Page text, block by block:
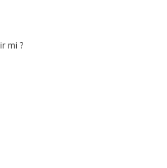
mi ?